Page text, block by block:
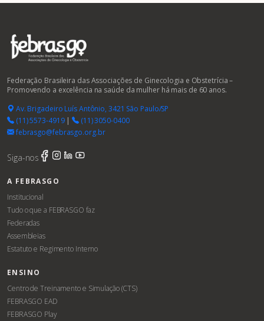
Federação Brasileira das Associações de Ginecologia e Obstetrícia –
Promovendo a excelência na saúde da mulher há mais de 60 anos.
Av. Brigadeiro Luís Antônio, 3421 São Paulo/SP
(11) 5573-4919|
(11) 3050-0400
febrasgo@febrasgo.org.br
Siga-nos
A FEBRASGO
Institucional
Tudo o que a FEBRASGO faz
Federadas
Assembleias
Estatuto e Regimento Interno
ENSINO
Centro de Treinamento e Simulação (CTS)
FEBRASGO EAD
FEBRASGO Play